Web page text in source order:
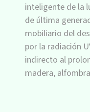
inteligente de la
de última
mobiliario del
por la radiación
indirecto al
madera,